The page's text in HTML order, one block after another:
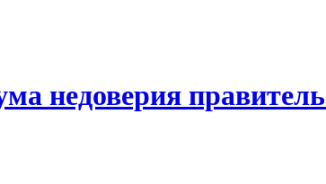
недоверия